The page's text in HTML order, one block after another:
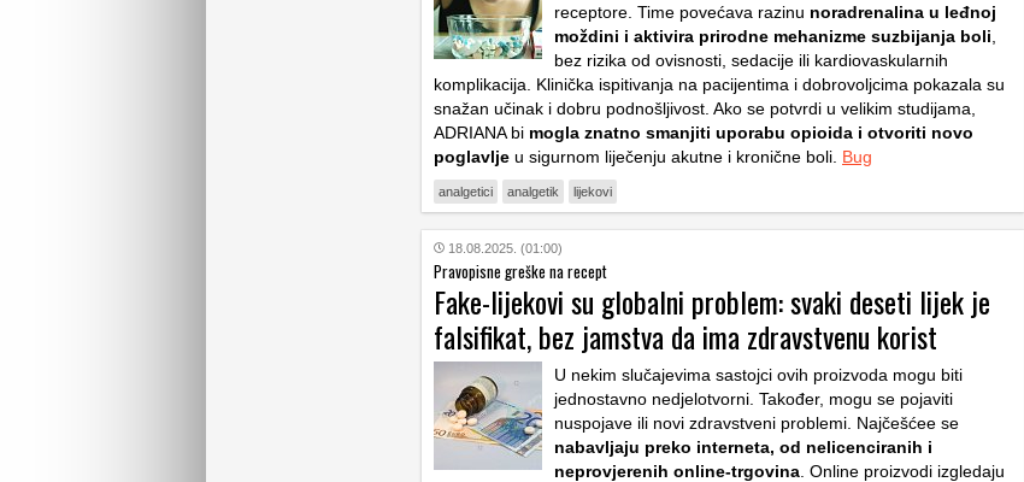
receptore. Time povećava razinu noradrenalina u leđnoj
moždini i aktivira prirodne mehanizme suzbijanja boli
bez rizika od ovisnosti, sedacije ili kardiovaskularnih
komplikacija. Klinička ispitivanja na pacijentima i dobrovoljcima pokazala su
snažan učinak i dobru podnošljivost. Ako se potvrdi u velikim studijama,
ADRIANA bi mogla znatno smanjiti uporabu opioida i otvoriti novo
poglavlje u sigurnom liječenju akutne i kronične boli. Bug
analgetici analgetik lijekovi
18.08.2025. (01:00)
Pravopisne greške na recept
Fake-lijekovi su globalni problem: svaki deseti lijek je
falsifikat, bez jamstva da ima zdravstvenu korist
U nekim slučajevima sastojci ovih proizvoda mogu biti
jednostavno nedjelotvorni. Također, mogu se pojaviti
nuspojave ili novi zdravstveni problemi. Najčešćee se
nabavljaju preko interneta, od nelicenciranih i
neprovjerenih online-trgovina . Online proizvodi izgledaju